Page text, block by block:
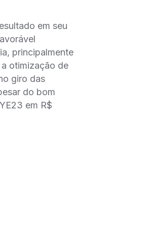
em seu
principalmente
otimização de
giro das
do bom
em R$